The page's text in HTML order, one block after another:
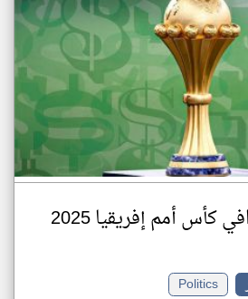
كأس أمم إفريقيا 2025
Politics